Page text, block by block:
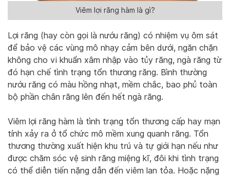
Viêm lợi răng hàm là gì?
Lợi răng (hay còn gọi là nướu răng) có nhiệm vụ ôm sát
để bảo vệ các vùng mô nhạy cảm bên dưới, ngăn chặn
không cho vi khuẩn xâm nhập vào tủy răng, ngà răng từ
đó hạn chế tình trạng tổn thương răng. Bình thường
nướu răng có màu hồng nhạt, mềm chắc, bao phủ toàn
bộ phần chân răng lên đến hết ngà răng.
Viêm lợi răng hàm là tình trạng tổn thương cấp hay mạn
tính xảy ra ở tổ chức mô mềm xung quanh răng. Tổn
thương thường xuất hiện khu trú và tự giới hạn nếu như
được chăm sóc vệ sinh răng miệng kĩ, đôi khi tình trạng
có thể diễn tiến nặng dẫn đến viêm lan tỏa. Hoặc nặng